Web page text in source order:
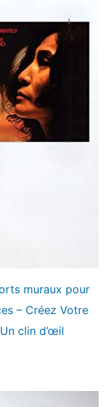
muraux pour
– Créez Votre
clin d’œil